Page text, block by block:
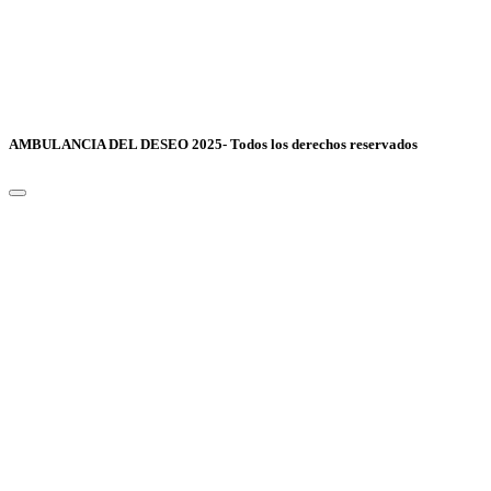
AMBULANCIA DEL DESEO 2025- Todos los derechos reservados